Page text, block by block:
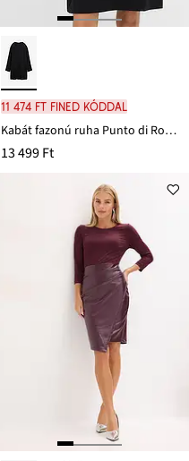
11 474 Ft FINED kóddal
Kabát fazonú ruha Punto di Roma anyagból
13 499 Ft